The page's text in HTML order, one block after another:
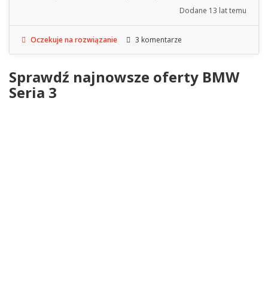
Dodane 13 lat temu
Oczekuje na rozwiązanie 3 komentarze
Sprawdź najnowsze oferty BMW
Seria 3